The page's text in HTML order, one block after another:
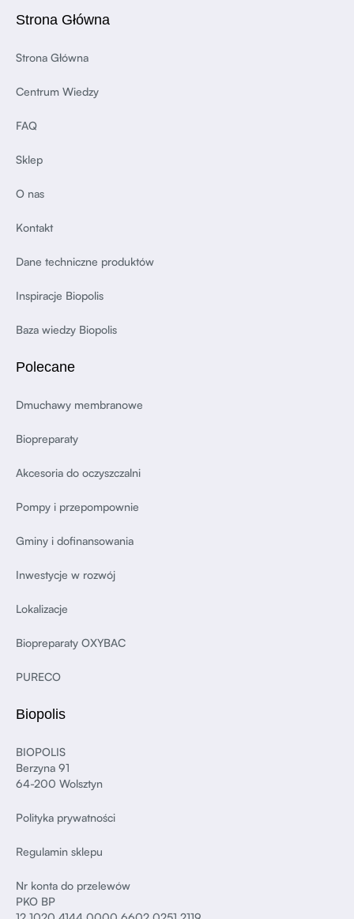
Strona Główna
Strona Główna
Centrum Wiedzy
FAQ
Sklep
O nas
Kontakt
Dane techniczne produktów
Inspiracje Biopolis
Baza wiedzy Biopolis
Polecane
Dmuchawy membranowe
Biopreparaty
Akcesoria do oczyszczalni
Pompy i przepompownie
Gminy i dofinansowania
Inwestycje w rozwój
Lokalizacje
Biopreparaty OXYBAC
PURECO
Biopolis
BIOPOLIS
Berzyna 91
64-200 Wolsztyn
Polityka prywatności
Regulamin sklepu
Nr konta do przelewów
PKO BP